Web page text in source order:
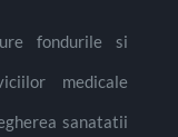
fondurile si
medicale
sanatatii